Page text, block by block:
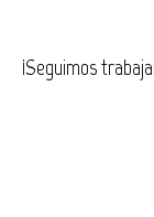
¡Seguimos